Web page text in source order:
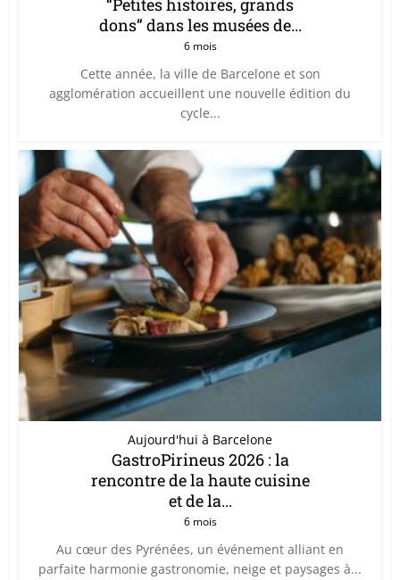
dons” dans les musées de...
6 mois
Cette année, la ville de Barcelone et son
agglomération accueillent une nouvelle édition du
cycle...
Aujourd'hui à Barcelone
GastroPirineus 2026 : la
rencontre de la haute cuisine
et de la...
6 mois
Au cœur des Pyrénées, un événement alliant en
parfaite harmonie gastronomie, neige et paysages à...